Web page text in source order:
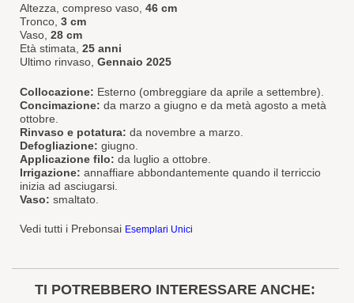
Altezza, compreso vaso, 46 cm
Tronco, 3 cm
Vaso, 28 cm
Età stimata, 25 anni
Ultimo rinvaso, Gennaio 2025
Collocazione: Esterno (ombreggiare da aprile a settembre).
Concimazione: da marzo a giugno e da metà agosto a metà
ottobre.
Rinvaso e potatura: da novembre a marzo.
Defogliazione: giugno.
Applicazione filo: da luglio a ottobre.
Irrigazione: annaffiare abbondantemente quando il terriccio
inizia ad asciugarsi.
Vaso: smaltato.
Vedi tutti i Prebonsai Esemplari Unici
TI POTREBBERO INTERESSARE ANCHE: